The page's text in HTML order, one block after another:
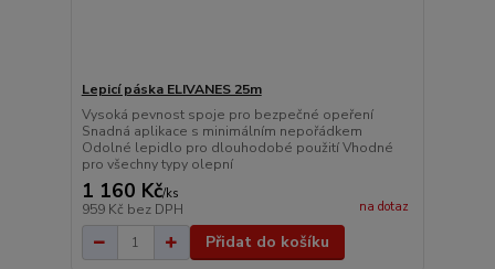
Lepicí páska ELIVANES 25m
Vysoká pevnost spoje pro bezpečné opeření
Snadná aplikace s minimálním nepořádkem
Odolné lepidlo pro dlouhodobé použití Vhodné
pro všechny typy olepní
1 160 Kč/ks
959 Kč bez DPH na dotaz
Přidat do košíku